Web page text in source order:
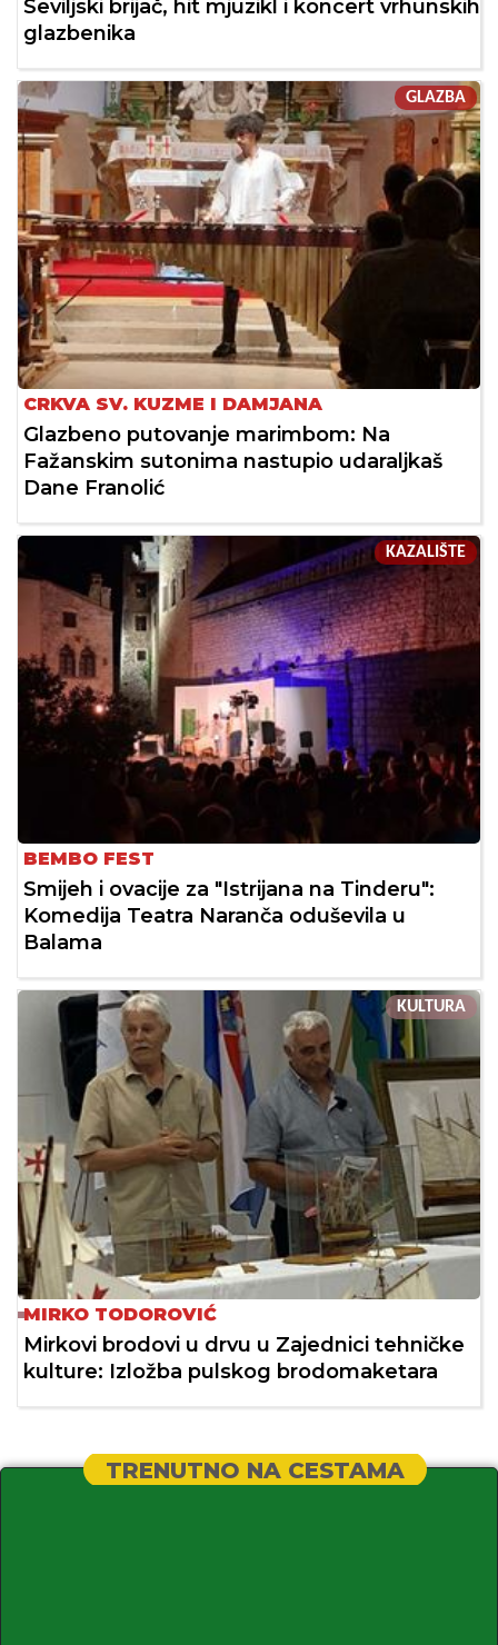
Seviljski brijač, hit mjuzikl i koncert vrhunskih
glazbenika
GLAZBA
CRKVA SV. KUZME I DAMJANA
Glazbeno putovanje marimbom: Na
Fažanskim sutonima nastupio udaraljkaš
Dane Franolić
KAZALIŠTE
BEMBO FEST
Smijeh i ovacije za "Istrijana na Tinderu":
Komedija Teatra Naranča oduševila u
Balama
KULTURA
MIRKO TODOROVIĆ
Mirkovi brodovi u drvu u Zajednici tehničke
kulture: Izložba pulskog brodomaketara
TRENUTNO NA CESTAMA